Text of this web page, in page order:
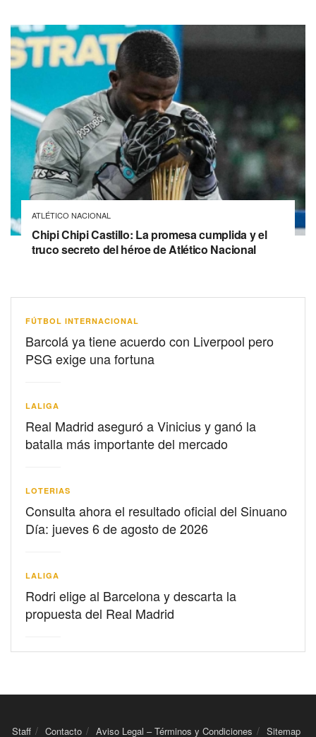
ATLÉTICO NACIONAL
Chipi Chipi Castillo: La promesa cumplida y el
truco secreto del héroe de Atlético Nacional
FÚTBOL INTERNACIONAL
Barcolá ya tiene acuerdo con Liverpool pero
PSG exige una fortuna
LALIGA
Real Madrid aseguró a Vinicius y ganó la
batalla más importante del mercado
LOTERIAS
Consulta ahora el resultado oficial del Sinuano
Día: jueves 6 de agosto de 2026
LALIGA
Rodri elige al Barcelona y descarta la
propuesta del Real Madrid
Staff Contacto Aviso Legal – Términos y Condiciones Sitemap